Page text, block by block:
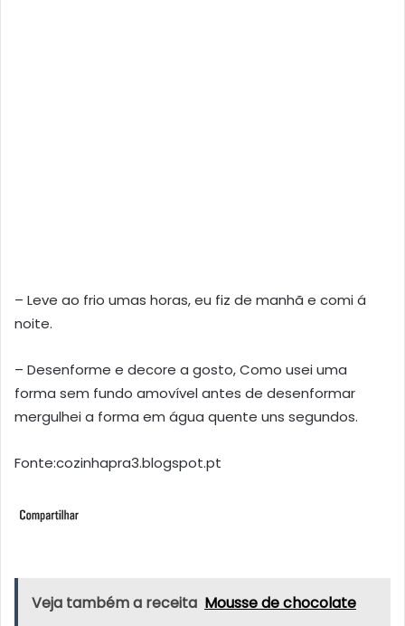
– Leve ao frio umas horas, eu fiz de manhã e comi á
noite.
– Desenforme e decore a gosto, Como usei uma
forma sem fundo amovível antes de desenformar
mergulhei a forma em água quente uns segundos.
Fonte:cozinhapra3.blogspot.pt
Veja também a receita Mousse de chocolate